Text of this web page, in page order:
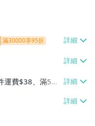
滿30000享95折
運費$38、滿5件
7-ELEVEN取貨
取貨付款【單件
免運